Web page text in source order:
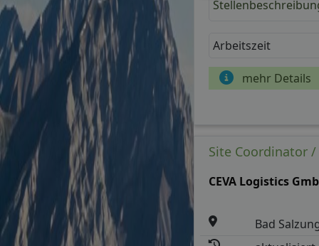
Arbeitszeit
mehr Details
Site Coordinator
CEVA Logistics
Bad